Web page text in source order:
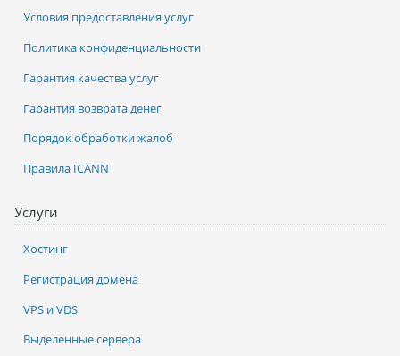
Услуги
Хостинг
Регистрация домена
VPS и VDS
Выделенные сервера
Условия предоставления услуг
Политика конфиденциальности
Гарантия качества услуг
Гарантия возврата денег
Порядок обработки жалоб
Правила ICANN